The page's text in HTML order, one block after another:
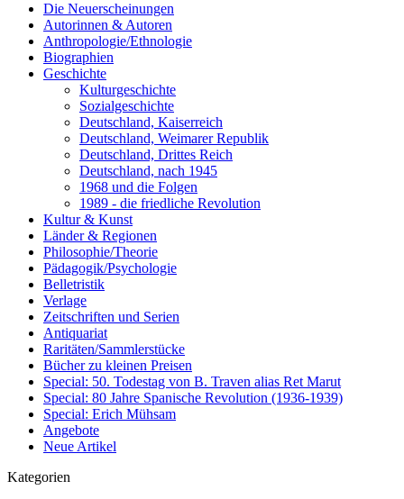
Die Neuerscheinungen
Autorinnen & Autoren
Anthropologie/Ethnologie
Biographien
Geschichte
Kulturgeschichte
Sozialgeschichte
Deutschland, Kaiserreich
Deutschland, Weimarer Republik
Deutschland, Drittes Reich
Deutschland, nach 1945
1968 und die Folgen
1989 - die friedliche Revolution
Kultur & Kunst
Länder & Regionen
Philosophie/Theorie
Pädagogik/Psychologie
Belletristik
Verlage
Zeitschriften und Serien
Antiquariat
Raritäten/Sammlerstücke
Bücher zu kleinen Preisen
Special: 50. Todestag von B. Traven alias Ret Marut
Special: 80 Jahre Spanische Revolution (1936-1939)
Special: Erich Mühsam
Angebote
Neue Artikel
Kategorien